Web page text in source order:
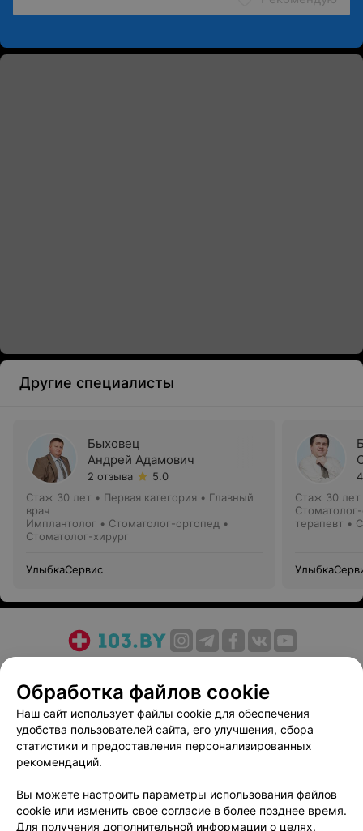
Другие специалисты
Быховец
Андрей Адамович
2 отзыва
5.0
Стаж 30 лет • Первая категория • Главный
врач
Имплантолог • Стоматолог-ортопед •
Стоматолог-хирург
УлыбкаСервис
Стаж 30 лет
терапевт •
Медицинский маркетинг
Публичный договор
Пользовательское соглашение
Способы оплаты
Вакансии
Партнеры
Написать руководителю 103.by
Персональные настройки cookie
Обработка персональных данных
Обработка файлов cookie
Наш сайт использует файлы cookie для обеспечения
удобства пользователей сайта, его улучшения, сбора
статистики и предоставления персонализированных
рекомендаций.
Вы можете настроить параметры использования файлов
cookie или изменить свое согласие в более позднее время.
Для получения дополнительной информации о целях,